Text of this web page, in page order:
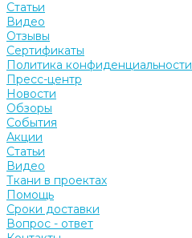
Статьи
Видео
Отзывы
Сертификаты
Политика конфиденциальности
Пресс-центр
Новости
Обзоры
События
Акции
Статьи
Видео
Ткани в проектах
Помощь
Сроки доставки
Вопрос - ответ